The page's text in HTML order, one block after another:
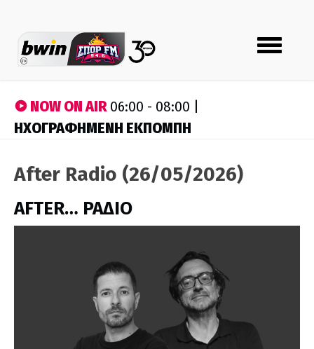
Toggle
navigation
NOW ON AIR06:00 - 08:00 |
ΗΧΟΓΡΑΦΗΜΕΝΗ ΕΚΠΟΜΠΗ
After Radio (26/05/2026)
AFTER… ΡΑΔΙΟ